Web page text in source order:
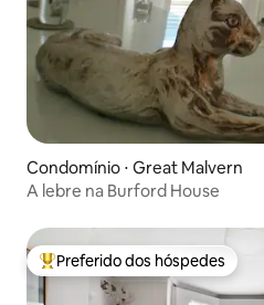
Condomínio ⋅ Great Malvern
A lebre na Burford House
Entre os melhores preferidos
Preferido dos hóspedes